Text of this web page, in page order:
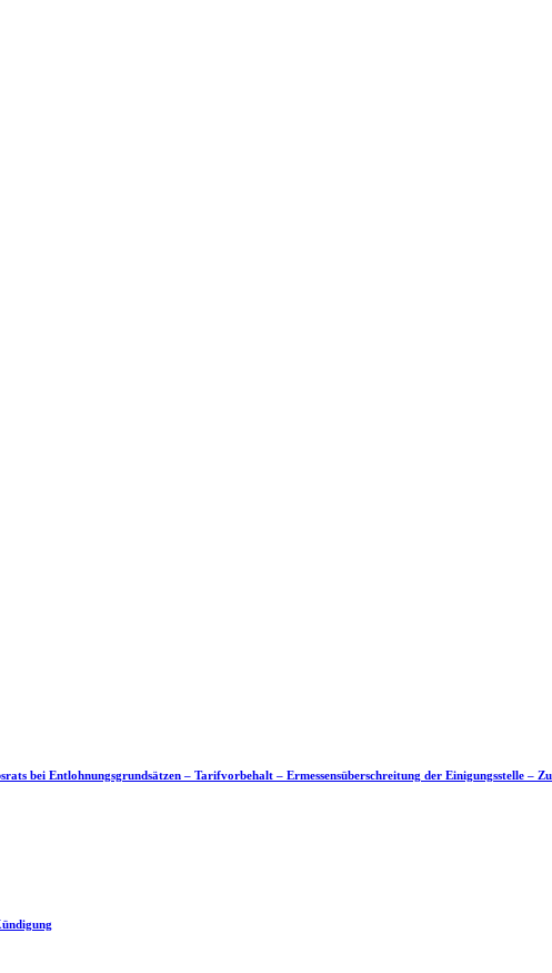
bei Entlohnungsgrundsätzen – Tarifvorbehalt – Ermessensüberschreitung der Einigungsstelle –